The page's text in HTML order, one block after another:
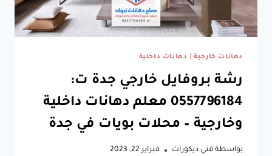
دهانات خارجية| دهانات داخلية
رشة بروفايل خارجي جدة ت:
0557796184 معلم دهانات داخلية
وخارجية – محلات بويات في جدة
بواسطة فني ديكورات فبراير 22, 2023